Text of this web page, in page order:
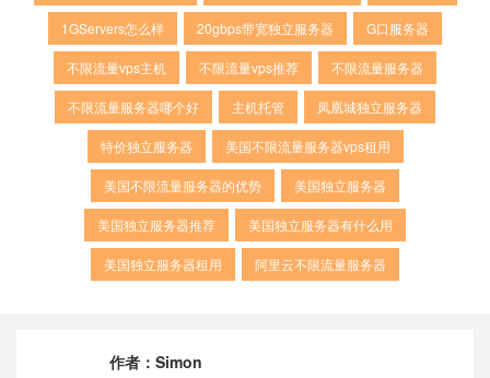
1GServers怎么样 20gbps带宽独立服务器 G口服务器
不限流量vps主机 不限流量vps推荐 不限流量服务器
不限流量服务器哪个好 主机托管 凤凰城独立服务器
特价独立服务器 美国不限流量服务器vps租用
美国不限流量服务器的优势 美国独立服务器
美国独立服务器推荐 美国独立服务器有什么用
美国独立服务器租用 阿里云不限流量服务器
作者： Simon